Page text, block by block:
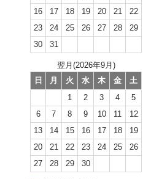
16
17 18 19 20 21
22
23
24 25 26 27 28
29
30
31
翌月(2026年9月)
日
月 火 水 木 金
土
1
2 3 4
5
6
7 8 9 10 11
12
13
14 15 16 17 18
19
20
21 22 23 24 25
26
27
28 29 30